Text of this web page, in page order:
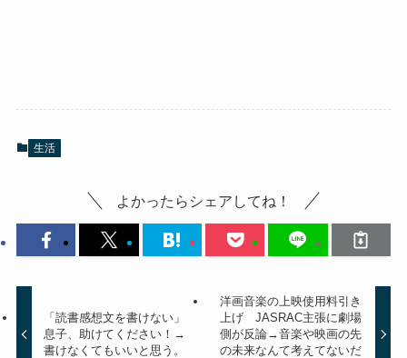
生活
よかったらシェアしてね！
「読書感想文を書けない」
息子、助けてください！→
書けなくてもいいと思う。
洋画音楽の上映使用料引き
上げ JASRAC主張に劇場
側が反論→音楽や映画の先
の未来なんて考えてないだ